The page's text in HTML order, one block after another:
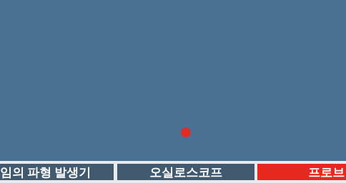
임의 파형 발생기 오실로스코프 프로브